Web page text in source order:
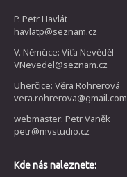
P. Petr Havlát
havlatp@seznam.cz
V. Němčice: Víťa Nevěděl
VNevedel@seznam.cz
Uherčice: Věra Rohrerová
vera.rohrerova@gmail.com
webmaster: Petr Vaněk
petr@mvstudio.cz
Kde nás naleznete: